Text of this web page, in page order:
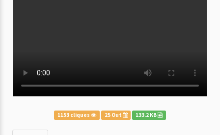
1153 cliques 25 Out 133.2 KB